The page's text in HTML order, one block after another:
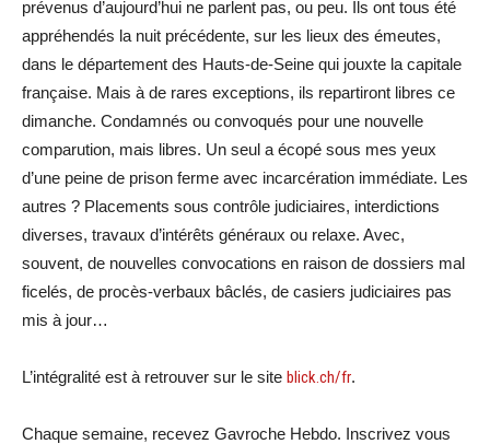
prévenus d’aujourd’hui ne parlent pas, ou peu. Ils ont tous été
appréhendés la nuit précédente, sur les lieux des émeutes,
dans le département des Hauts-de-Seine qui jouxte la capitale
française. Mais à de rares exceptions, ils repartiront libres ce
dimanche. Condamnés ou convoqués pour une nouvelle
comparution, mais libres. Un seul a écopé sous mes yeux
d’une peine de prison ferme avec incarcération immédiate. Les
autres ? Placements sous contrôle judiciaires, interdictions
diverses, travaux d’intérêts généraux ou relaxe. Avec,
souvent, de nouvelles convocations en raison de dossiers mal
ficelés, de procès-verbaux bâclés, de casiers judiciaires pas
mis à jour…
L’intégralité est à retrouver sur le site blick.ch/fr.
Chaque semaine, recevez Gavroche Hebdo. Inscrivez vous